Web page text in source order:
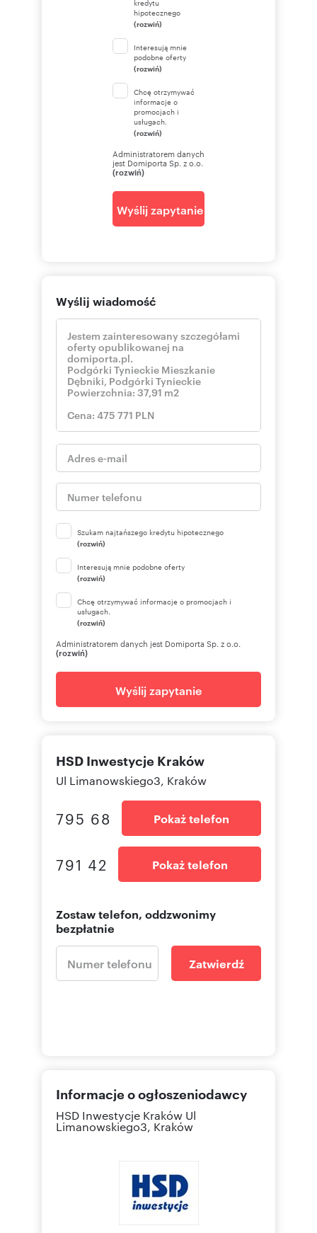
kredytu
hipotecznego
(rozwiń)
Interesują mnie
podobne oferty
(rozwiń)
Chcę otrzymywać
informacje o
promocjach i
usługach.
(rozwiń)
Administratorem danych
jest Domiporta Sp. z o.o.
(rozwiń)
Wyślij zapytanie
Wyślij wiadomość
Szukam najtańszego kredytu hipotecznego
(rozwiń)
Interesują mnie podobne oferty
(rozwiń)
Chcę otrzymywać informacje o promocjach i
usługach.
(rozwiń)
Administratorem danych jest Domiporta Sp. z o.o.
(rozwiń)
Wyślij zapytanie
HSD Inwestycje Kraków
Ul Limanowskiego3, Kraków
795 68 Pokaż telefon
791 42 Pokaż telefon
Zostaw telefon, oddzwonimy
bezpłatnie
Zatwierdź
Informacje o ogłoszeniodawcy
HSD Inwestycje Kraków Ul
Limanowskiego3, Kraków